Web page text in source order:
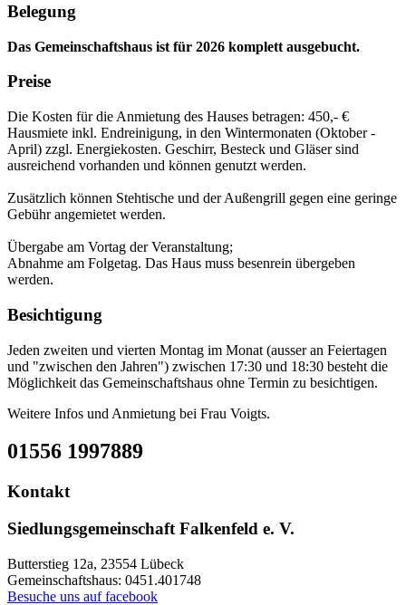
Belegung
Das Gemeinschaftshaus ist für 2026 komplett ausgebucht.
Preise
Die Kosten für die Anmietung des Hauses betragen: 450,- €
Hausmiete inkl. Endreinigung, in den Wintermonaten (Oktober -
April) zzgl. Energiekosten. Geschirr, Besteck und Gläser sind
ausreichend vorhanden und können genutzt werden.
Zusätzlich können Stehtische und der Außengrill gegen eine geringe
Gebühr angemietet werden.
Übergabe am Vortag der Veranstaltung;
Abnahme am Folgetag. Das Haus muss besenrein übergeben
werden.
Besichtigung
Jeden zweiten und vierten Montag im Monat (ausser an Feiertagen
und "zwischen den Jahren") zwischen 17:30 und 18:30 besteht die
Möglichkeit das Gemeinschaftshaus ohne Termin zu besichtigen.
Weitere Infos und Anmietung bei Frau Voigts.
01556 1997889
Kontakt
Siedlungsgemeinschaft Falkenfeld e. V.
Butterstieg 12a, 23554 Lübeck
Gemeinschaftshaus: 0451.401748
Besuche uns auf facebook